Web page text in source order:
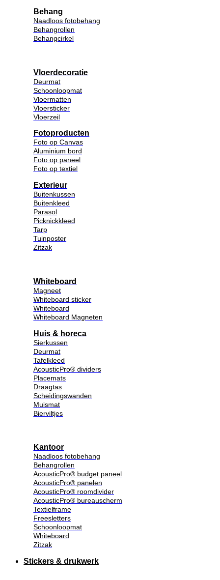
Behang
Naadloos fotobehang
Behangrollen
Behangcirkel
Vloerdecoratie
Deurmat
Schoonloopmat
Vloermatten
Vloersticker
Vloerzeil
Fotoproducten
Foto op Canvas
Aluminium bord
Foto op paneel
Foto op textiel
Exterieur
Buitenkussen
Buitenkleed
Parasol
Picknickkleed
Tarp
Tuinposter
Zitzak
Whiteboard
Magneet
Whiteboard sticker
Whiteboard
Whiteboard Magneten
Huis & horeca
Sierkussen
Deurmat
Tafelkleed
AcousticPro® dividers
Placemats
Draagtas
Scheidingswanden
Muismat
Bierviltjes
Kantoor
Naadloos fotobehang
Behangrollen
AcousticPro® budget paneel
AcousticPro® panelen
AcousticPro® roomdivider
AcousticPro® bureauscherm
Textielframe
Freesletters
Schoonloopmat
Whiteboard
Zitzak
Stickers & drukwerk